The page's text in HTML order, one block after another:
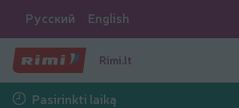
Русский English
Rimi.lt
Pasirinkti laiką